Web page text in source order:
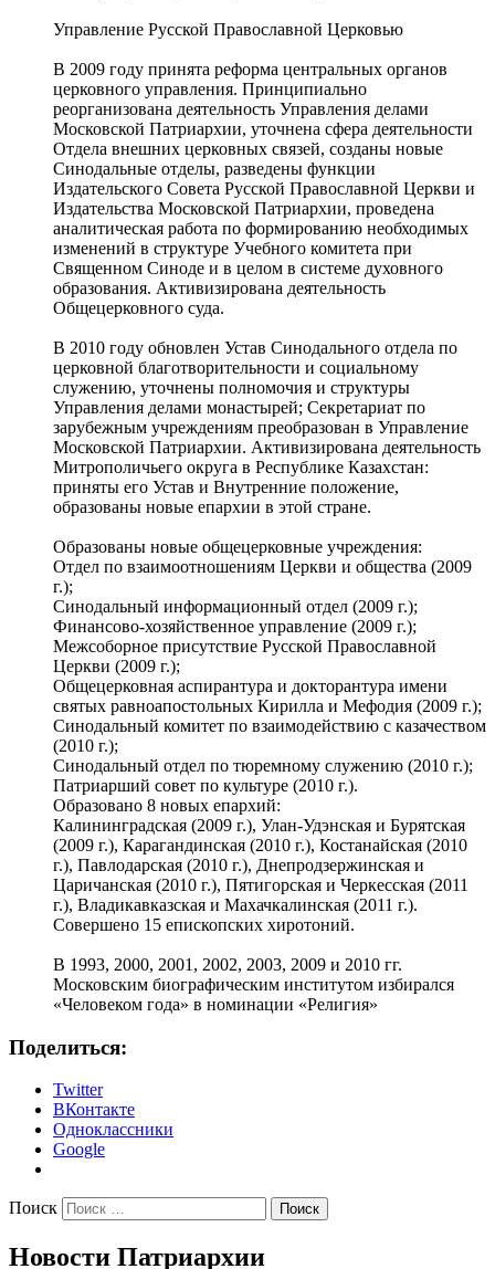
Управление Русской Православной Церковью
В 2009 году принята реформа центральных органов
церковного управления. Принципиально
реорганизована деятельность Управления делами
Московской Патриархии, уточнена сфера деятельности
Отдела внешних церковных связей, созданы новые
Синодальные отделы, разведены функции
Издательского Совета Русской Православной Церкви и
Издательства Московской Патриархии, проведена
аналитическая работа по формированию необходимых
изменений в структуре Учебного комитета при
Священном Синоде и в целом в системе духовного
образования. Активизирована деятельность
Общецерковного суда.
В 2010 году обновлен Устав Синодального отдела по
церковной благотворительности и социальному
служению, уточнены полномочия и структуры
Управления делами монастырей; Секретариат по
зарубежным учреждениям преобразован в Управление
Московской Патриархии. Активизирована деятельность
Митрополичьего округа в Республике Казахстан:
приняты его Устав и Внутренние положение,
образованы новые епархии в этой стране.
Образованы новые общецерковные учреждения:
Отдел по взаимоотношениям Церкви и общества (2009
г.);
Синодальный информационный отдел (2009 г.);
Финансово-хозяйственное управление (2009 г.);
Межсоборное присутствие Русской Православной
Церкви (2009 г.);
Общецерковная аспирантура и докторантура имени
святых равноапостольных Кирилла и Мефодия (2009 г.);
Синодальный комитет по взаимодействию с казачеством
(2010 г.);
Синодальный отдел по тюремному служению (2010 г.);
Патриарший совет по культуре (2010 г.).
Образовано 8 новых епархий:
Калининградская (2009 г.), Улан-Удэнская и Бурятская
(2009 г.), Карагандинская (2010 г.), Костанайская (2010
г.), Павлодарская (2010 г.), Днепродзержинская и
Царичанская (2010 г.), Пятигорская и Черкесская (2011
г.), Владикавказская и Махачкалинская (2011 г.).
Совершено 15 епископских хиротоний.
В 1993, 2000, 2001, 2002, 2003, 2009 и 2010 гг.
Московским биографическим институтом избирался
«Человеком года» в номинации «Религия»
Поделиться:
Twitter
ВКонтакте
Одноклассники
Google
Поиск
Новости Патриархии